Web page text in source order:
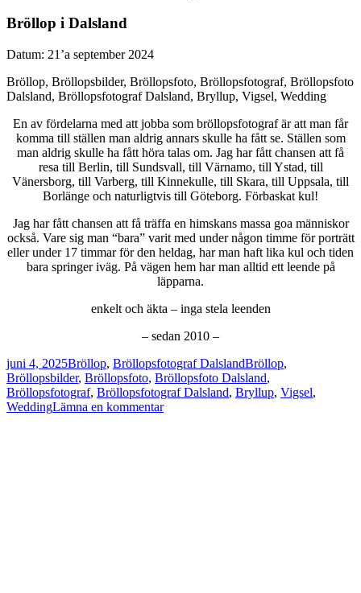
Bröllop i Dalsland
Datum: 21’a september 2024
Bröllop, Bröllopsbilder, Bröllopsfoto, Bröllopsfotograf, Bröllopsfoto
Dalsland, Bröllopsfotograf Dalsland, Bryllup, Vigsel, Wedding
En av fördelarna med att jobba som bröllopsfotograf är att man får
komma till ställen man aldrig annars skulle ha fått se. Ställen som
man aldrig skulle ha fått höra talas om. Jag har fått chansen att få
resa till Berlin, till Sundsvall, till Värnamo, till Ystad, till
Vänersborg, till Varberg, till Kinnekulle, till Skara, till Uppsala, till
Borlänge och naturligtvis till Göteborg. Förbaskat kul!
Jag har fått chansen att få träffa en himskans massa goa människor
också. Vare sig man “bara” varit med under någon timme för porträtt
eller under 17 timmar för den heldag, har man haft lika kul och tiden
bara springer iväg. På vägen hem har man alltid ett leende på
läpparna.
enkelt och äkta – inga stela leenden
– sedan 2010 –
Postat
juni 4, 2025Kategorier
Bröllop, Bröllopsfotograf DalslandTaggar
Bröllop,
Bröllopsbilder, Bröllopsfoto, Bröllopsfoto Dalsland,
Bröllopsfotograf, Bröllopsfotograf Dalsland, Bryllup, Vigsel,
WeddingLämna en kommentartill